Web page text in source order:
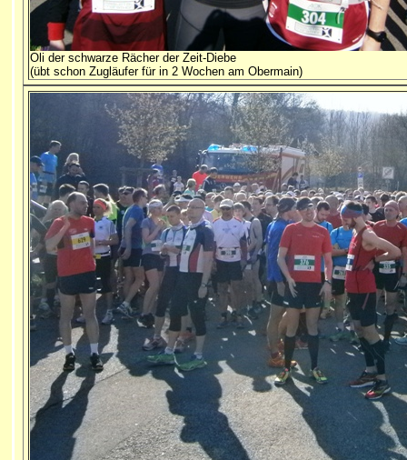
Oli der schwarze Rächer der Zeit-Diebe
(übt schon Zugläufer für in 2 Wochen am Obermain)